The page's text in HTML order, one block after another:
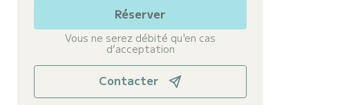
Réserver
Vous ne serez débité qu'en cas
d’acceptation
Contacter